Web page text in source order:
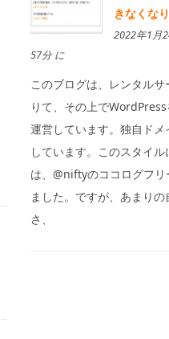
きなくな
2022年1月
57分 に
このブログは、レンタルサ
りて、その上で
運営しています。独自ドメ
しています。このスタイル
は、@niftyのココログフリ
ました。ですが、あまりの
さ、